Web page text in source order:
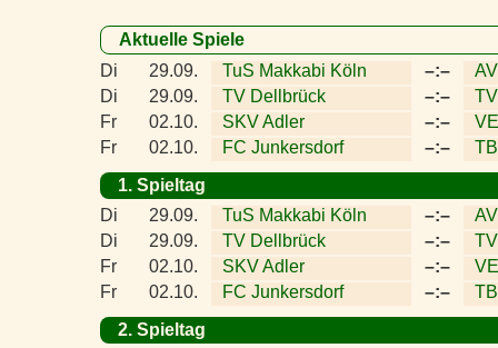
Aktuelle Spiele
Di
29.09. TuS Makkabi Köln –:–
Di
29.09. TV Dellbrück –:–
Fr
02.10. SKV Adler –:–
Fr
02.10. FC Junkersdorf –:–
1. Spieltag
Di
29.09. TuS Makkabi Köln –:–
Di
29.09. TV Dellbrück –:–
Fr
02.10. SKV Adler –:–
Fr
02.10. FC Junkersdorf –:–
2. Spieltag